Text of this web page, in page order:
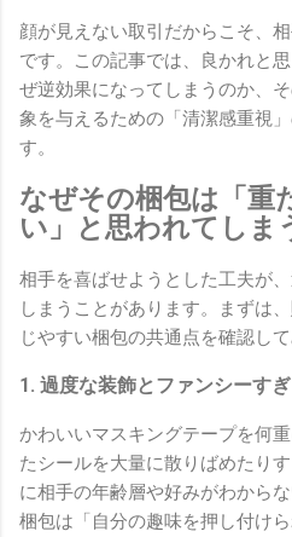
顔が見えない取引だからこそ、
です。この記事では、良かれと
ぜ逆効果になってしまうのか、
象を与えるための「清潔感重視
す。
なぜその梱包は「重
い」と思われてしま
相手を喜ばせようとした工夫が
しまうことがあります。まずは
じやすい梱包の共通点を確認して
1. 過度な装飾とファンシーす
かわいいマスキングテープを何
たシールを大量に散りばめたり
に相手の年齢層や好みがわから
梱包は「自分の趣味を押し付け